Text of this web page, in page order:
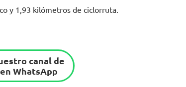
y 1,93 kilómetros de ciclorruta.
canal de
WhatsApp